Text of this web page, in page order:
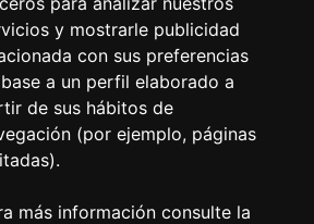
y mostrarle publicidad
con sus preferencias
a un perfil elaborado a
de sus hábitos de
(por ejemplo, páginas
más información consulte la